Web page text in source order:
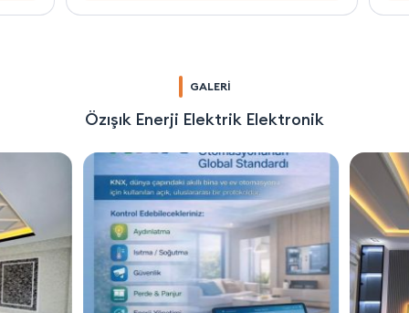
GALERİ
Özışık Enerji Elektrik Elektronik